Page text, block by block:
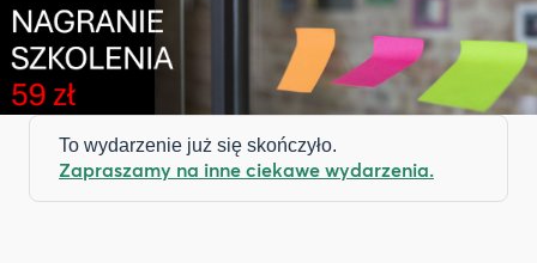
To wydarzenie już się skończyło.
Zapraszamy na inne ciekawe wydarzenia.